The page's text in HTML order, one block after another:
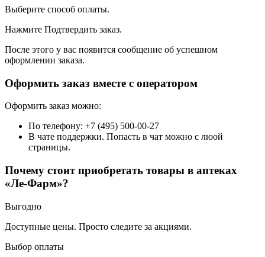
Выберите способ оплаты.
Нажмите Подтвердить заказ.
После этого у вас появится сообщение об успешном
оформлении заказа.
Оформить заказ вместе с оператором
Оформить заказ можно:
По телефону: +7 (495) 500-00-27
В чате поддержки. Попасть в чат можно с люой
страницы.
Почему стоит приобретать товары в аптеках
«Ле-Фарм»?
Выгодно
Доступные цены. Просто следите за акциями.
Выбор оплаты